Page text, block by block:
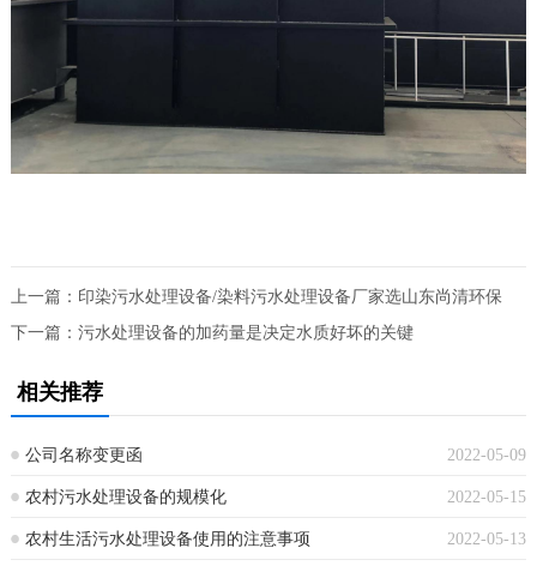
上一篇： 印染污水处理设备/染料污水处理设备厂家选山东尚清环保
下一篇： 污水处理设备的加药量是决定水质好坏的关键
相关推荐
2022-05-09
公司名称变更函
2022-05-15
农村污水处理设备的规模化
2022-05-13
农村生活污水处理设备使用的注意事项